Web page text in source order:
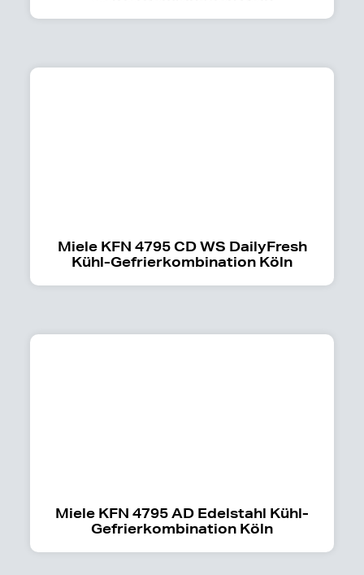
Miele KFN 4795 CD WS DailyFresh
Kühl-Gefrierkombination Köln
Miele KFN 4795 AD Edelstahl Kühl-
Gefrierkombination Köln